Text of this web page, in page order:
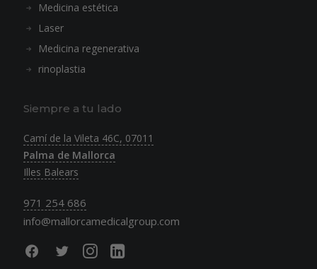
Medicina estética
Laser
Medicina regenerativa
rinoplastia
Siempre a tu lado
Camí de la Vileta 46C, 07011
Palma de Mallorca
Illes Balears
971 254 686
info@mallorcamedicalgroup.com